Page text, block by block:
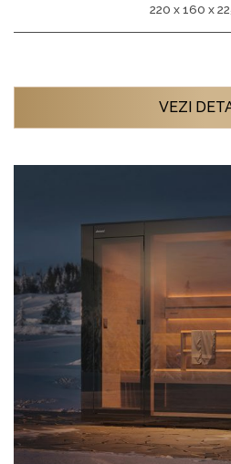
220 x 160 x
VEZI